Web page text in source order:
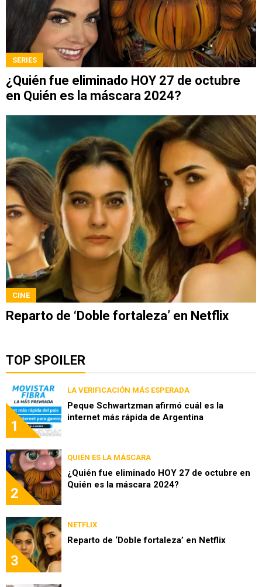
SERIES
¿Quién fue eliminado HOY 27 de octubre
en Quién es la máscara 2024?
CINE
Reparto de ‘Doble fortaleza’ en Netflix
TOP SPOILER
1
LA VERIFICACIÓN MÁS ESPERADA
Peque Schwartzman afirmó cuál es la
internet más rápida de Argentina
2
QUIÉN ES LA MÁSCARA
¿Quién fue eliminado HOY 27 de octubre en
Quién es la máscara 2024?
3
NETFLIX
Reparto de ‘Doble fortaleza’ en Netflix